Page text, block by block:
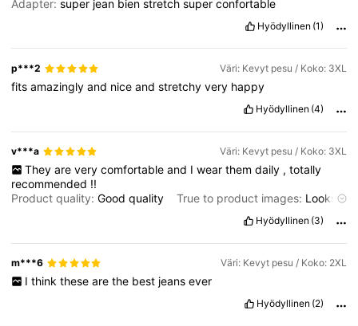
Adapter:super jean bienstretchsuperconfortable
Hyödyllinen (1)
p***2 Väri: Kevyt pesu / Koko: 3XL
fitsamazinglyand niceandstretchyvery happy
Hyödyllinen (4)
v***a Väri: Kevyt pesu / Koko: 3XL
They are very comfortable and I wear them daily , totally
recommended !!
Product quality:Goodquality True to product images: Looks
Hyödyllinen (3)
m***6 Väri: Kevyt pesu / Koko: 2XL
I think these are the best jeans ever
Hyödyllinen (2)